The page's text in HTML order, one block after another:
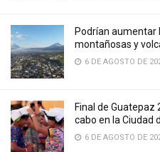
Podrían aumentar
montañosas y
6 DE AGOSTO DE
Final de Guatepaz
cabo en la Ciudad
6 DE AGOSTO DE